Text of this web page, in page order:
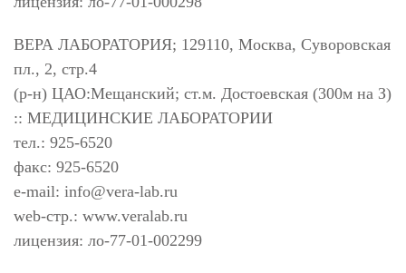
ВЕРА ЛАБОРАТОРИЯ; 129110, Москва, Суворовская
пл., 2, стр.4
(р-н) ЦАО:Мещанский; ст.м. Достоевская (300м на З)
:: МЕДИЦИНСКИЕ ЛАБОРАТОРИИ
тел.: 925-6520
факс: 925-6520
e-mail: info@vera-lab.ru
web-стр.: www.veralab.ru
лицензия: ло-77-01-002299